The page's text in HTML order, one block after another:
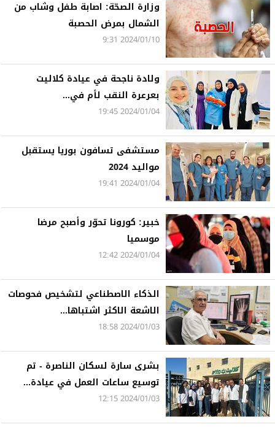
وزارة الصحّة: اصابة طفل وشاب من
الشمال بمرض الحصبة
2024/01/10 9:31
ولادة ناجحة في عيادة كلاليت
بعرعرة النقب لأم في...
2024/01/04 19:45
مستشفى تسافون بوريا يستقبل
مواليد 2024
2024/01/04 19:41
خبير: كورونا تحوّر وأصبح مرضا
موسميا
2024/01/04 12:42
الذكاء الاصطناعي لتشخيص فحوصات
الاشعة الاكثر اشتباها...
2024/01/03 18:58
بشرى سارة لسكان الناصرة - تم
توسيع ساعات العمل في عيادة...
2024/01/03 12:15